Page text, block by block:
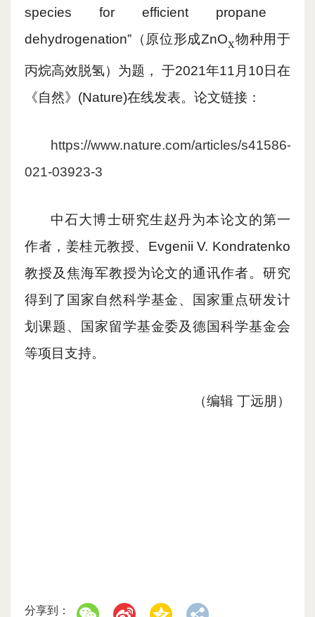
species for efficient propane
dehydrogenation”（原位形成ZnOx物种用于
丙烷高效脱氢）为题，
于2021年11月10日在
《自然》 (Nature)在线发表。论文链接：
https://www.nature.com/articles/s41586-
021-03923-3
中石大博士研究生赵丹为本论文的第一
作者，姜桂元教授、 Evgenii V. Kondratenko
教授及焦海军教授为论文的通讯作者。研究
得到了国家自然科学基金、国家重点研发计
划课题、国家留学基金委及德国科学基金会
等项目支持。
（编辑 丁远朋 ）
分享到：